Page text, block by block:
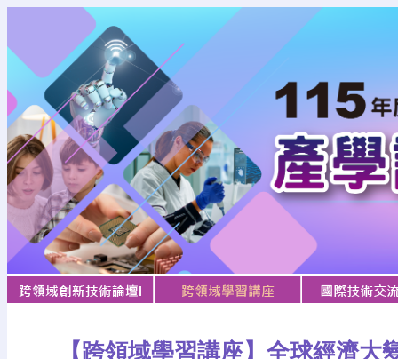
【跨領域學習講座】全球經濟